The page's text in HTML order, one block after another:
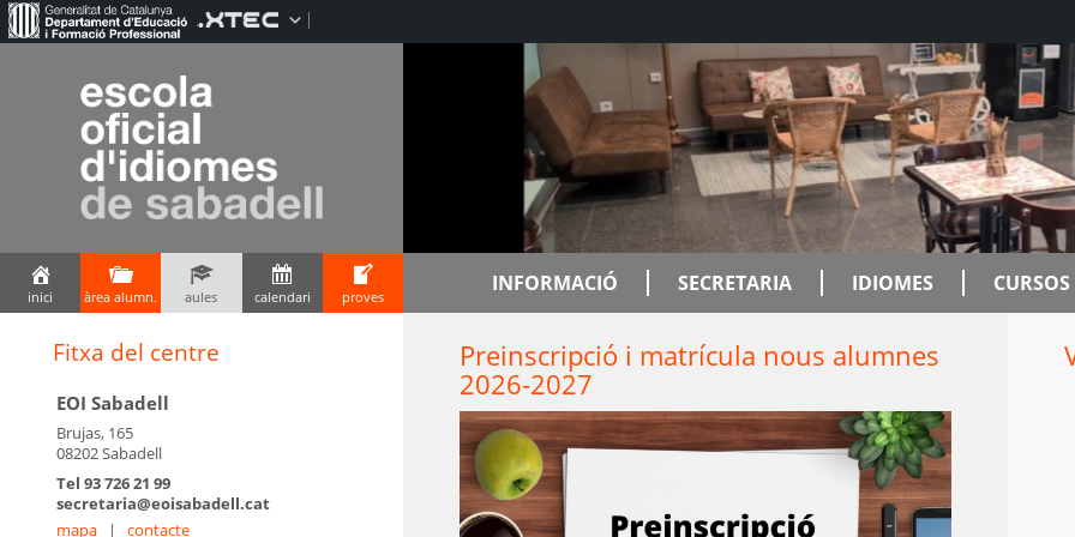
L'EOI Sabadell també disposa
inici àrea alumn. aules calendari proves
INFORMACIÓ SECRETARIA IDIOMES
Preinscripció i matrícula nous alumnes
2026-2027
Fitxa del centre
EOI Sabadell
Brujas, 165
08202 Sabadell
Tel 93 726 21 99
secretaria@eoisabadell.cat
mapa
| contacte